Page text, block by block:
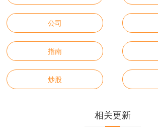
公司
指南
炒股
相关更新